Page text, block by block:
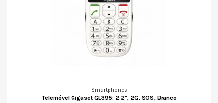
Smartphones
Telemóvel Gigaset GL395: 2.2", 2G, SOS, Branco